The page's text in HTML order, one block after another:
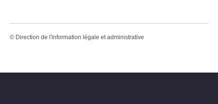
© Direction de l'information légale et administrative